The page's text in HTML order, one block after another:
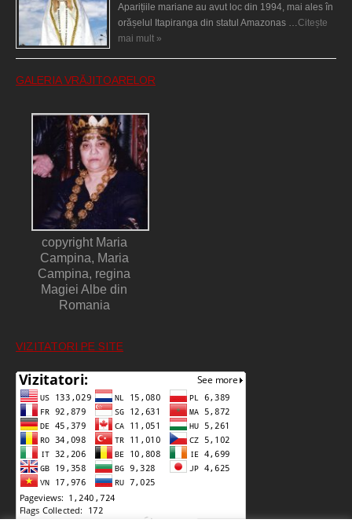
Aparițiile mariane au avut loc din 1994, mai ales în
orășelul Itapiranga din statul Amazonas …Citește
mai mult »
GALERIA VRĂJITOARELOR
copyright Maria
Campina, Maria
Campina, regina
Magiei Albe din
Romania
VIZITATORI PE SITE